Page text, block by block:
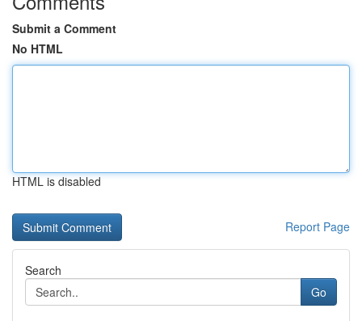
Submit a Comment
No HTML
HTML is disabled
Report Page
Search
Go